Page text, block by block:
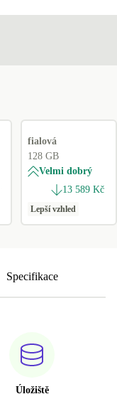
fialová
128 GB
Velmi dobrý
13 589 Kč
Lepší vzhled
Specifikace
Úložiště